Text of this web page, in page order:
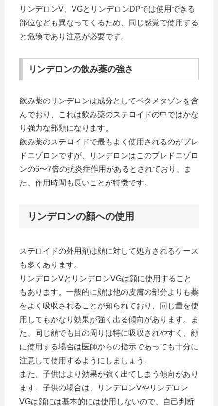
リンデロンV、VGとリンデロンDPでは使用できる
部位なども異なってくるため、同じ感覚で使用する
と危険であり注意が必要です。
リンデロンの飲み薬の強さ
飲み薬のリンデロンは成分としてベタメタゾンを含
んでおり、これは飲み薬のステロイドの中ではかな
り強力な部類になります。
飲み薬のステロイドで最もよく使用されるのがプレ
ドニゾロンですが、リンデロンはこのプレドニゾロ
ンの6〜7倍の抗炎症作用があるとされており、ま
た、作用時間も長いことが特徴です。
リンデロンの顔への使用
ステロイドの外用剤は顔に対して処方されるケース
も多くあります。
リンデロンVとリンデロンVGは顔に使用すること
もあります。一般的に顔は他の皮膚の部分よりも薬
をよく吸収されることが知られており、同じ量を使
用してもかなり効果が強く出る傾向があります。ま
た、同じ顔でも目の周りは特に吸収されやすく、顔
に使用する場合は医師からの指示であっても十分に
注意して使用するようにしましょう。
また、子供はより効果が強く出てしまう傾向があり
ます。子供の場合は、リンデロンVやリンデロン
VGは顔には基本的には使用しないので、自己判断